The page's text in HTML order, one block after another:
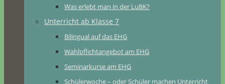
Was erlebt man in der LuBK?
Unterricht ab Klasse 7
Bilingual auf das EHG
Wahlpflichtangebot am EHG
Seminarkurse am EHG
Schülerwoche – oder Schüler machen Unterricht